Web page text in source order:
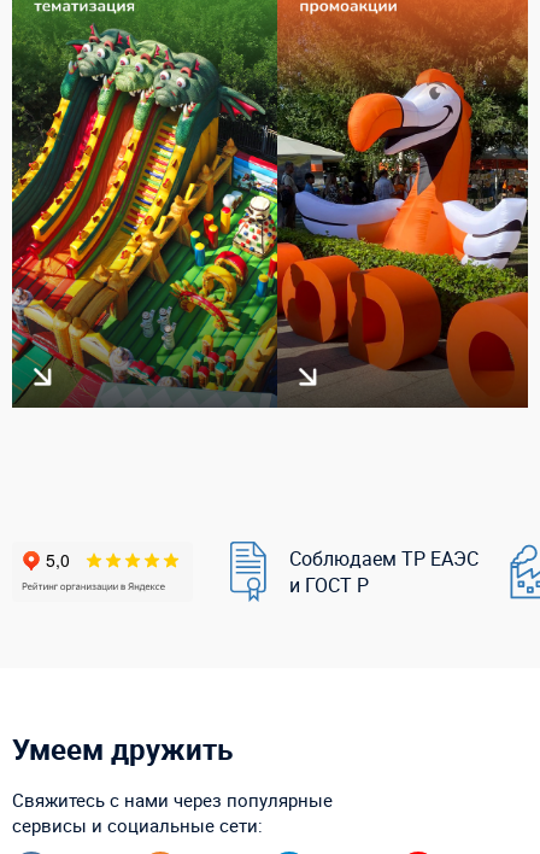
Соблюдаем ТР ЕАЭС
и ГОСТ Р
Умеем дружить
Свяжитесь с нами через популярные
сервисы и социальные сети: